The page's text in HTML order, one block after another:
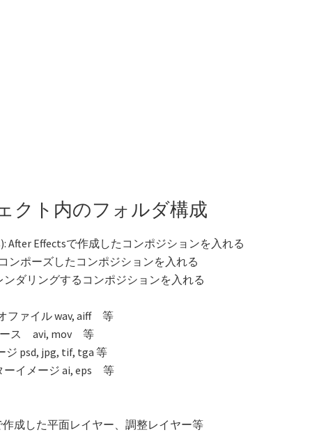
クト内のフォルダ構成
After Effectsで作成したコンポジションを入れる
ンポーズしたコンポジションを入れる
ンダリングするコンポジションを入れる
ファイル wav, aiff 等
ース avi, mov 等
ジ psd, jpg, tif, tga 等
ーイメージ ai, eps 等
作成した平面レイヤー、調整レイヤー等